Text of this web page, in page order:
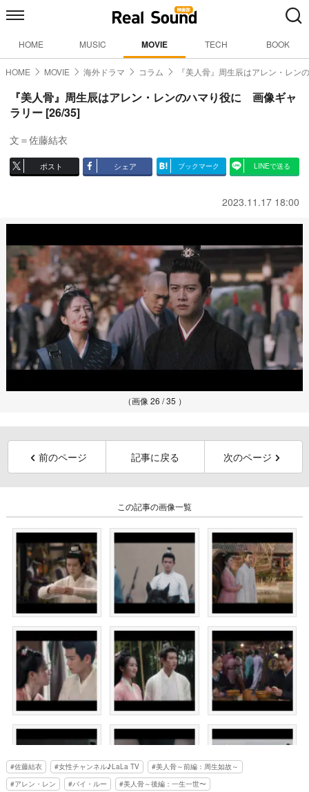
HOME MUSIC MOVIE TECH BOOK
HOME MOVIE 海外ドラマ コラム 『美人骨』周生辰はアレン・レン
『美人骨』周生辰はアレン・レンのハマり役に 画像ギャ
ラリー [26/35]
文＝佐藤結衣
ポスト シェア ブックマーク LINEで送る
2023.11.17 18:00
（画像 26 / 35 ）
前のページ 記事に戻る 次のページ
この記事の画像一覧
佐藤結衣 女性チャンネル♪LaLa TV
美人骨～前編：周生如故～
アレン・レン
バイ・ルー 美人骨～後編：一生一世〜